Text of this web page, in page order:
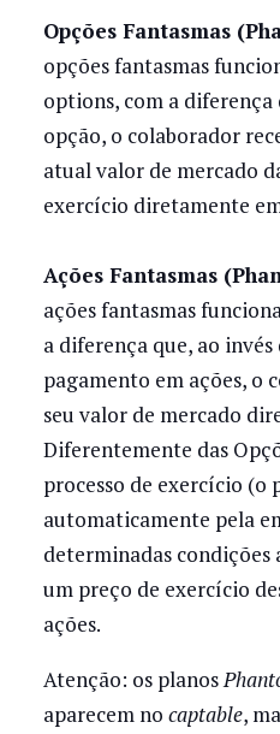
Opções Fantasmas
opções fantasmas
options, com a diferença
opção, o colaborador
atual valor de mercado
exercício diretamente
Ações Fantasmas
ações fantasmas
a diferença que, ao invés
pagamento em ações, o
seu valor de mercado
Diferentemente das
processo de exercício (o
automaticamente pela
determinadas condições
um preço de exercício
ações.
Atenção: os planos
aparecem no captable,